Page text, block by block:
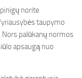
norite
taupymo
Nors palūkanų normos
apsaugą nuo